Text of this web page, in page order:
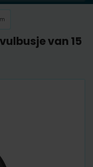
van 15